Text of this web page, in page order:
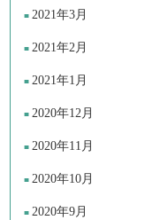
2021年3月
2021年2月
2021年1月
2020年12月
2020年11月
2020年10月
2020年9月